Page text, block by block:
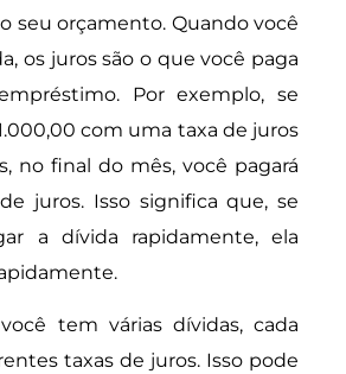
seu orçamento. Quando você
os juros são o que você paga
Por exemplo, se
com uma taxa de juros
no final do mês, você pagará
juros. Isso significa que, se
a dívida rapidamente, ela
tem várias dívidas, cada
taxas de juros. Isso pode